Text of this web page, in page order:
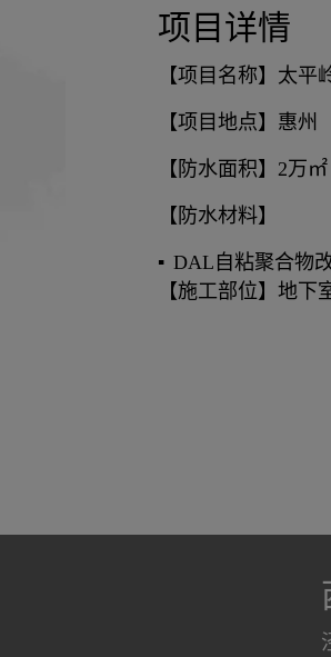
项目详情
【项目名称】太平
【项目地点】惠州
【防水面积】2万㎡
【防水材料】
DAL⾃粘聚合物
【施工部位】地下